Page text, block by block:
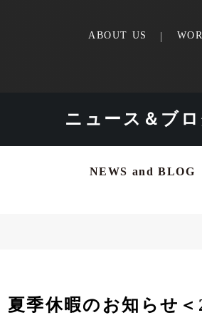
ABOUT US
ニュース＆ブ
NEWS and BLOG
夏季休暇のお知らせ＜